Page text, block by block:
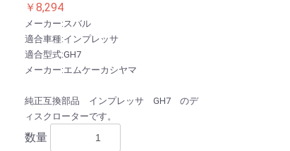
￥8,294
メーカー:スバル
適合車種:インプレッサ
適合型式:GH7
メーカー:エムケーカシヤマ
純正互換部品 インプレッサ GH7 のデ
ィスクローターです。
数量